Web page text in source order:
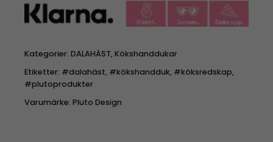
Kategorier: DALAHÄST,Kökshanddukar
Etiketter: #dalahäst, #kökshandduk, #köksredskap,
#plutoprodukter
Varumärke: Pluto Design